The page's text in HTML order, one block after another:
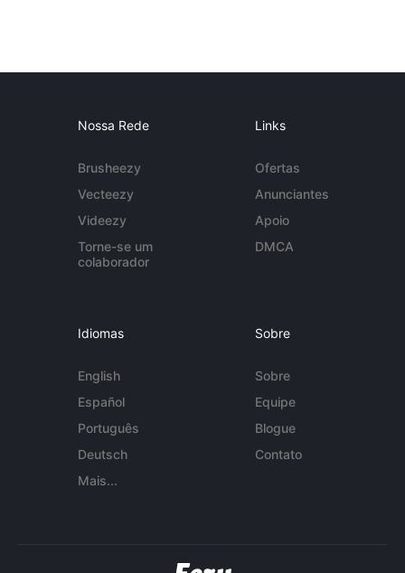
Nossa Rede
Brusheezy
Vecteezy
Videezy
Torne-se um
colaborador
Links
Ofertas
Anunciantes
Apoio
DMCA
Idiomas
English
Español
Português
Deutsch
Mais...
Sobre
Sobre
Equipe
Blogue
Contato